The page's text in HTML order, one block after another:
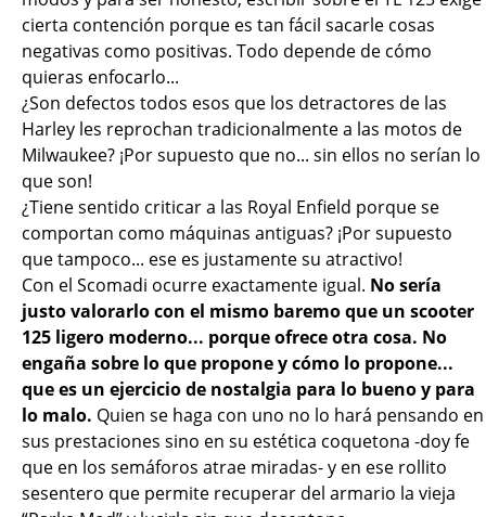
cierta contención porque es tan fácil sacarle cosas
negativas como positivas. Todo depende de cómo
quieras enfocarlo...
¿Son defectos todos esos que los detractores de las
Harley les reprochan tradicionalmente a las motos de
Milwaukee? ¡Por supuesto que no... sin ellos no serían lo
que son!
¿Tiene sentido criticar a las Royal Enfield porque se
comportan como máquinas antiguas? ¡Por supuesto
que tampoco... ese es justamente su atractivo!
Con el Scomadi ocurre exactamente igual. No sería
justo valorarlo con el mismo baremo que un scooter
125 ligero moderno... porque ofrece otra cosa. No
engaña sobre lo que propone y cómo lo propone...
que es un ejercicio de nostalgia para lo bueno y para
lo malo. Quien se haga con uno no lo hará pensando en
sus prestaciones sino en su estética coquetona -doy fe
que en los semáforos atrae miradas- y en ese rollito
sesentero que permite recuperar del armario la vieja